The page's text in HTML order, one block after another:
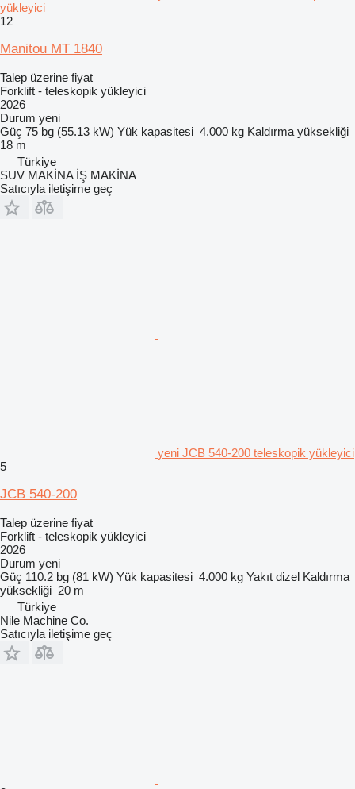
yükleyici
12
Manitou MT 1840
Talep üzerine fiyat
Forklift - teleskopik yükleyici
2026
Durum yeni
Güç 75 bg (55.13 kW) Yük kapasitesi 4.000 kg Kaldırma yüksekliği
18 m
Türkiye
SUV MAKİNA İŞ MAKİNA
Satıcıyla iletişime geç
yeni JCB 540-200 teleskopik yükleyici
5
JCB 540-200
Talep üzerine fiyat
Forklift - teleskopik yükleyici
2026
Durum yeni
Güç 110.2 bg (81 kW) Yük kapasitesi 4.000 kg Yakıt dizel Kaldırma
yüksekliği 20 m
Türkiye
Nile Machine Co.
Satıcıyla iletişime geç